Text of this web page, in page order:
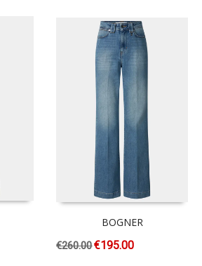
BOGNER
€260.00€195.00